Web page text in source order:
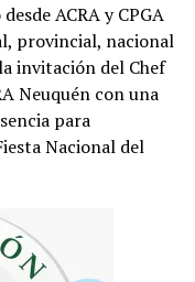
ACRA y CPGA
provincial, nacional
invitación del Chef
Neuquén con una
para
Nacional del